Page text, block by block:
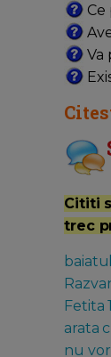
Ce
Va
Cititi
trec
Fetita
arata
nu